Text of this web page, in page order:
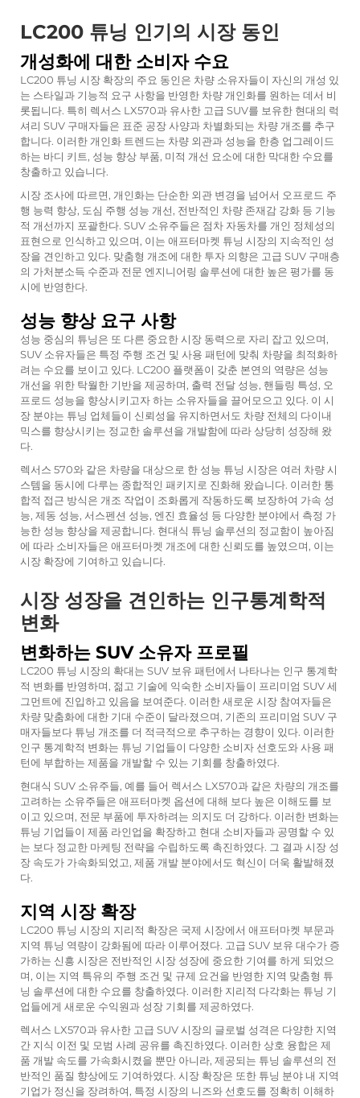
LC200 튜닝 인기의 시장 동인
개성화에 대한 소비자 수요
LC200 튜닝 시장 확장의 주요 동인은 차량 소유자들이 자신의 개성 있
는 스타일과 기능적 요구 사항을 반영한 차량 개인화를 원하는 데서 비
롯됩니다. 특히 렉서스 LX570과 유사한 고급 SUV를 보유한 현대의 럭
셔리 SUV 구매자들은 표준 공장 사양과 차별화되는 차량 개조를 추구
합니다. 이러한 개인화 트렌드는 차량 외관과 성능을 한층 업그레이드
하는 바디 키트, 성능 향상 부품, 미적 개선 요소에 대한 막대한 수요를
창출하고 있습니다.
시장 조사에 따르면, 개인화는 단순한 외관 변경을 넘어서 오프로드 주
행 능력 향상, 도심 주행 성능 개선, 전반적인 차량 존재감 강화 등 기능
적 개선까지 포괄한다. SUV 소유주들은 점차 자동차를 개인 정체성의
표현으로 인식하고 있으며, 이는 애프터마켓 튜닝 시장의 지속적인 성
장을 견인하고 있다. 맞춤형 개조에 대한 투자 의향은 고급 SUV 구매층
의 가처분소득 수준과 전문 엔지니어링 솔루션에 대한 높은 평가를 동
시에 반영한다.
성능 향상 요구 사항
성능 중심의 튜닝은 또 다른 중요한 시장 동력으로 자리 잡고 있으며,
SUV 소유자들은 특정 주행 조건 및 사용 패턴에 맞춰 차량을 최적화하
려는 수요를 보이고 있다. LC200 플랫폼이 갖춘 본연의 역량은 성능
개선을 위한 탁월한 기반을 제공하며, 출력 전달 성능, 핸들링 특성, 오
프로드 성능을 향상시키고자 하는 소유자들을 끌어모으고 있다. 이 시
장 분야는 튜닝 업체들이 신뢰성을 유지하면서도 차량 전체의 다이내
믹스를 향상시키는 정교한 솔루션을 개발함에 따라 상당히 성장해 왔
다.
렉서스 570와 같은 차량을 대상으로 한 성능 튜닝 시장은 여러 차량 시
스템을 동시에 다루는 종합적인 패키지로 진화해 왔습니다. 이러한 통
합적 접근 방식은 개조 작업이 조화롭게 작동하도록 보장하여 가속 성
능, 제동 성능, 서스펜션 성능, 엔진 효율성 등 다양한 분야에서 측정 가
능한 성능 향상을 제공합니다. 현대식 튜닝 솔루션의 정교함이 높아짐
에 따라 소비자들은 애프터마켓 개조에 대한 신뢰도를 높였으며, 이는
시장 확장에 기여하고 있습니다.
시장 성장을 견인하는 인구통계학적
변화
변화하는 SUV 소유자 프로필
LC200 튜닝 시장의 확대는 SUV 보유 패턴에서 나타나는 인구 통계학
적 변화를 반영하며, 젊고 기술에 익숙한 소비자들이 프리미엄 SUV 세
그먼트에 진입하고 있음을 보여준다. 이러한 새로운 시장 참여자들은
차량 맞춤화에 대한 기대 수준이 달라졌으며, 기존의 프리미엄 SUV 구
매자들보다 튜닝 개조를 더 적극적으로 추구하는 경향이 있다. 이러한
인구 통계학적 변화는 튜닝 기업들이 다양한 소비자 선호도와 사용 패
턴에 부합하는 제품을 개발할 수 있는 기회를 창출하였다.
현대식 SUV 소유주들, 예를 들어 렉서스 LX570과 같은 차량의 개조를
고려하는 소유주들은 애프터마켓 옵션에 대해 보다 높은 이해도를 보
이고 있으며, 전문 부품에 투자하려는 의지도 더 강하다. 이러한 변화는
튜닝 기업들이 제품 라인업을 확장하고 현대 소비자들과 공명할 수 있
는 보다 정교한 마케팅 전략을 수립하도록 촉진하였다. 그 결과 시장 성
장 속도가 가속화되었고, 제품 개발 분야에서도 혁신이 더욱 활발해졌
다.
지역 시장 확장
LC200 튜닝 시장의 지리적 확장은 국제 시장에서 애프터마켓 부문과
지역 튜닝 역량이 강화됨에 따라 이루어졌다. 고급 SUV 보유 대수가 증
가하는 신흥 시장은 전반적인 시장 성장에 중요한 기여를 하게 되었으
며, 이는 지역 특유의 주행 조건 및 규제 요건을 반영한 지역 맞춤형 튜
닝 솔루션에 대한 수요를 창출하였다. 이러한 지리적 다각화는 튜닝 기
업들에게 새로운 수익원과 성장 기회를 제공하였다.
렉서스 LX570과 유사한 고급 SUV 시장의 글로벌 성격은 다양한 지역
간 지식 이전 및 모범 사례 공유를 촉진하였다. 이러한 상호 융합은 제
품 개발 속도를 가속화시켰을 뿐만 아니라, 제공되는 튜닝 솔루션의 전
반적인 품질 향상에도 기여하였다. 시장 확장은 또한 튜닝 분야 내 지역
기업가 정신을 장려하여, 특정 시장의 니즈와 선호도를 정확히 이해하